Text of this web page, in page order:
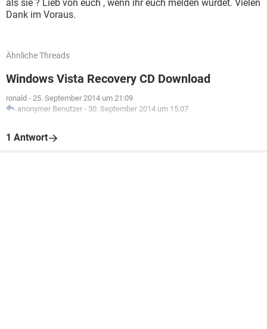
als sie ? Lieb von euch , wenn ihr euch melden würdet. Vielen
Dank im Voraus.
Ähnliche Threads
Windows Vista Recovery CD Download
ronald - 25. September 2014 um 21:09
anonymer Benutzer - 30. September 2014 um 15:07
1 Antwort